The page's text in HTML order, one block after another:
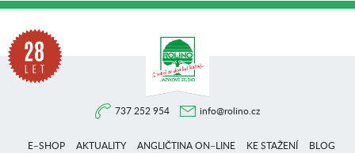
737 252 954 info@rolino.cz
E–SHOP AKTUALITY ANGLIČTINA ON–LINE KE STAŽENÍ
BLOG